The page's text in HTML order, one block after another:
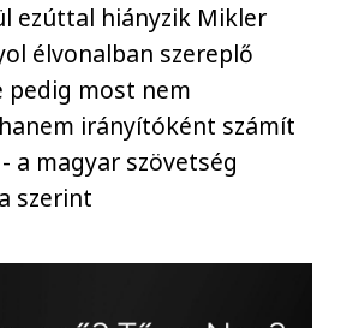
ezúttal hiányzik Mikler
élvonalban szereplő
pedig most nem
irányítóként számít
a magyar szövetség
szerint